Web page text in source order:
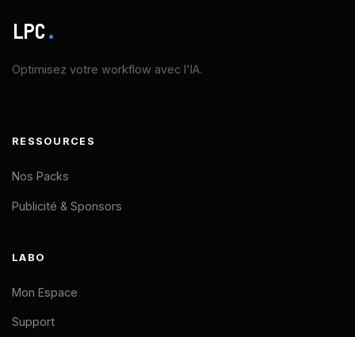
LPC.
Optimisez votre workflow avec l'IA.
RESSOURCES
Nos Packs
Publicité & Sponsors
LABO
Mon Espace
Support